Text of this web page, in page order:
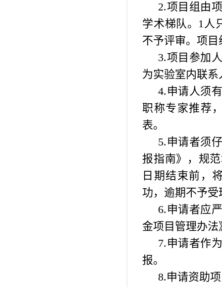
2.项目组由
学术梯队。 1人
不予评审。项
3.项目参加
为实验室内联系
4. 申请人须
职称专家推荐
表。
5. 申请者须
报指南》，规
日期结束前，
功，逾期不予受
6. 申请者应
金项目管理办
7. 申请者作
报。
8.申请资助